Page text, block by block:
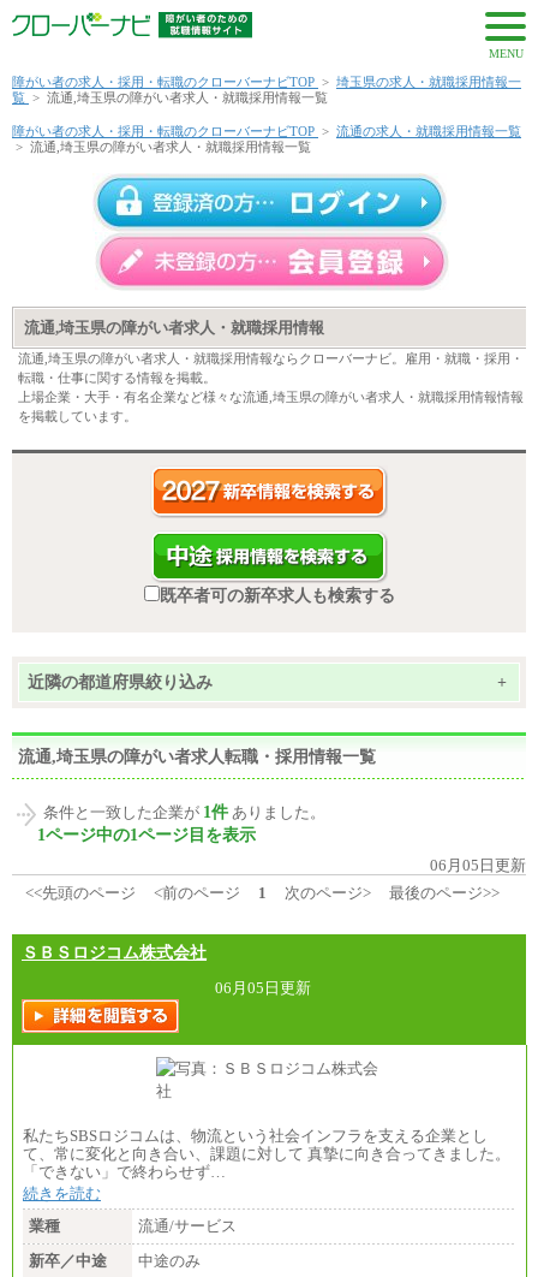
MENU
障がい者の求人・採用・転職のクローバーナビTOP > 埼玉県の求人・就職採用情報一
覧 > 流通,埼玉県の障がい者求人・就職採用情報一覧
障がい者の求人・採用・転職のクローバーナビTOP > 流通の求人・就職採用情報一覧
> 流通,埼玉県の障がい者求人・就職採用情報一覧
流通,埼玉県の障がい者求人・就職採用情報
流通,埼玉県の障がい者求人・就職採用情報ならクローバーナビ。雇用・就職・採用・
転職・仕事に関する情報を掲載。
上場企業・大手・有名企業など様々な流通,埼玉県の障がい者求人・就職採用情報情報
を掲載しています。
既卒者可の新卒求人も検索する
近隣の都道府県絞り込み +
流通,埼玉県の障がい者求人転職・採用情報一覧
条件と一致した企業が 1件 ありました。
1ページ中の1ページ目を表示
06月05日更新
<<先頭のページ
<前のページ 1 次のページ> 最後のページ>>
ＳＢＳロジコム株式会社
06月05日更新
私たちSBSロジコムは、物流という社会インフラを支える企業とし
て、常に変化と向き合い、課題に対して 真摯に向き合ってきました。
「できない」で終わらせず…
続きを読む
業種
流通/サービス
新卒／中途
中途のみ